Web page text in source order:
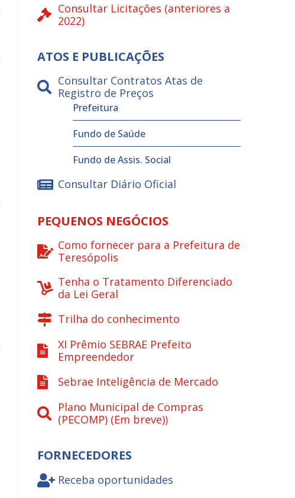
Consultar Licitações (anteriores a
2022)
ATOS E PUBLICAÇÕES
Consultar Contratos Atas de
Registro de Preços
Prefeitura
Fundo de Saúde
Fundo de Assis. Social
Consultar Diário Oficial
PEQUENOS NEGÓCIOS
Como fornecer para a Prefeitura de
Teresópolis
Tenha o Tratamento Diferenciado
da Lei Geral
Trilha do conhecimento
XI Prêmio SEBRAE Prefeito
Empreendedor
Sebrae Inteligência de Mercado
Plano Municipal de Compras
(PECOMP) (Em breve))
FORNECEDORES
Receba oportunidades